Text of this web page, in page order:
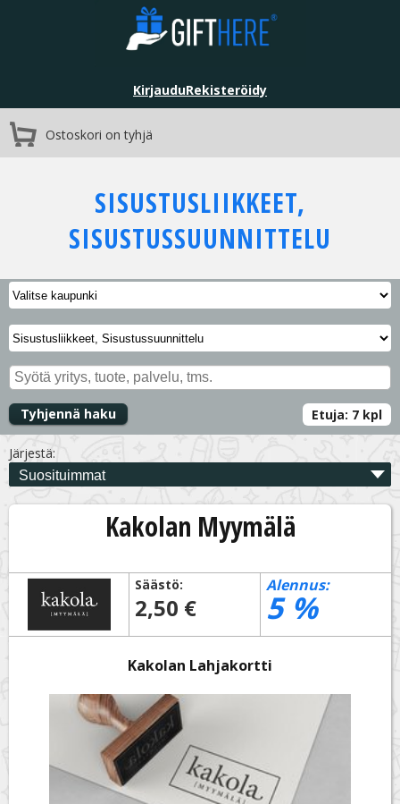
KirjauduRekisteröidy
Ostoskori on tyhjä
SISUSTUSLIIKKEET,
SISUSTUSSUUNNITTELU
Tyhjennä haku Etuja: 7 kpl
Järjestä:
Kakolan Myymälä
Säästö:
2,50 €
Alennus:
5%
Kakolan Lahjakortti